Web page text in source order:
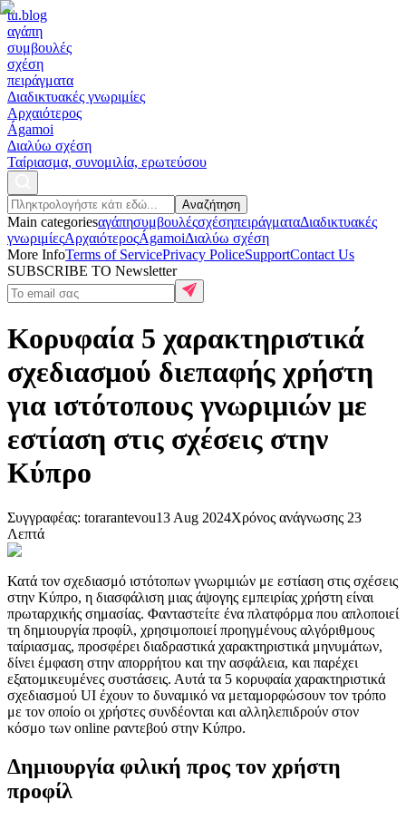
tu.blog
αγάπη
συμβουλές
σχέση
πειράγματα
Διαδικτυακές γνωριμίες
Αρχαιότερος
Ágamoi
Διαλύω σχέση
Ταίριασμα, συνομιλία, ερωτεύσου
Αναζήτηση
Main categoriesαγάπησυμβουλέςσχέσηπειράγματαΔιαδικτυακές
γνωριμίεςΑρχαιότεροςÁgamoiΔιαλύω σχέση
More InfoTerms of ServicePrivacy PoliceSupportContact Us
SUBSCRIBE TO Newsletter
Κορυφαία 5 χαρακτηριστικά
σχεδιασμού διεπαφής χρήστη
για ιστότοπους γνωριμιών με
εστίαση στις σχέσεις στην
Κύπρο
Συγγραφέας: torarantevou13 Aug 2024Χρόνος ανάγνωσης 23
Λεπτά
Κατά τον σχεδιασμό ιστότοπων γνωριμιών με εστίαση στις σχέσεις
στην Κύπρο, η διασφάλιση μιας άψογης εμπειρίας χρήστη είναι
πρωταρχικής σημασίας. Φανταστείτε ένα πλατφόρμα που απλοποιεί
τη δημιουργία προφίλ, χρησιμοποιεί προηγμένους αλγόριθμους
ταίριασμας, προσφέρει διαδραστικά χαρακτηριστικά μηνυμάτων,
δίνει έμφαση στην απορρήτου και την ασφάλεια, και παρέχει
εξατομικευμένες συστάσεις. Αυτά τα 5 κορυφαία χαρακτηριστικά
σχεδιασμού UI έχουν το δυναμικό να μεταμορφώσουν τον τρόπο
με τον οποίο οι χρήστες συνδέονται και αλληλεπιδρούν στον
κόσμο των online ραντεβού στην Κύπρο.
Δημιουργία φιλική προς τον χρήστη
προφίλ